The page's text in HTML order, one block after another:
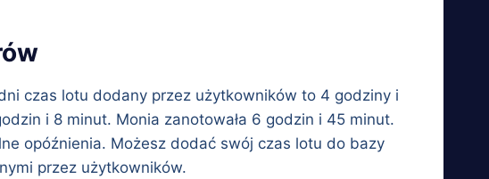
czas lotu dodany przez użytkowników to 4 godziny i
i 8 minut. Monia zanotowała 6 godzin i 45 minut.
opóźnienia. Możesz dodać swój czas lotu do bazy
przez użytkowników.